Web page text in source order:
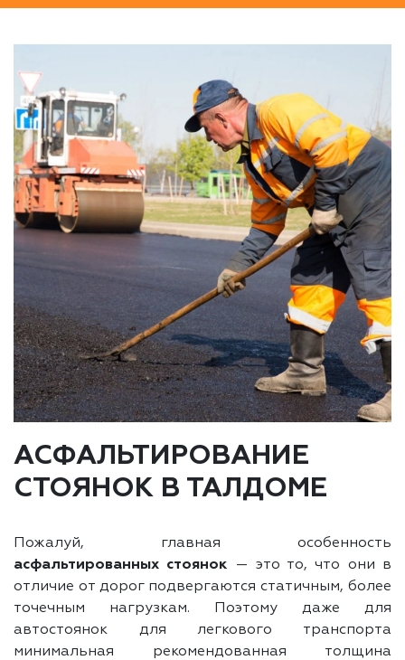
АСФАЛЬТИРОВАНИЕ
СТОЯНОК В ТАЛДОМЕ
Пожалуй, главная особенность
асфальтированных стоянок — это то, что они в
отличие от дорог подвергаются статичным, более
точечным нагрузкам. Поэтому даже для
автостоянок для легкового транспорта
минимальная рекомендованная толщина